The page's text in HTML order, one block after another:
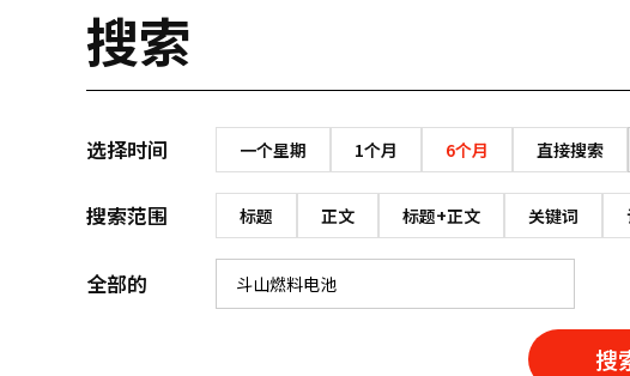
搜索
选择时间 一个星期 1个月 6个月 直接搜索
搜索范围 标题 正文 标题+正文 关键词
全部的
搜